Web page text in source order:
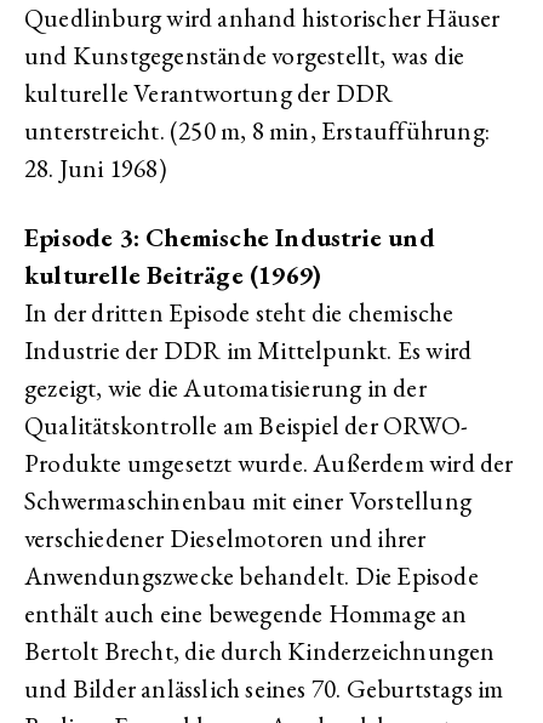
Quedlinburg wird anhand historischer Häuser
und Kunstgegenstände vorgestellt, was die
kulturelle Verantwortung der DDR
unterstreicht. (250 m, 8 min, Erstaufführung:
28. Juni 1968)
Episode 3: Chemische Industrie und
kulturelle Beiträge (1969)
In der dritten Episode steht die chemische
Industrie der DDR im Mittelpunkt. Es wird
gezeigt, wie die Automatisierung in der
Qualitätskontrolle am Beispiel der ORWO-
Produkte umgesetzt wurde. Außerdem wird der
Schwermaschinenbau mit einer Vorstellung
verschiedener Dieselmotoren und ihrer
Anwendungszwecke behandelt. Die Episode
enthält auch eine bewegende Hommage an
Bertolt Brecht, die durch Kinderzeichnungen
und Bilder anlässlich seines 70. Geburtstags im